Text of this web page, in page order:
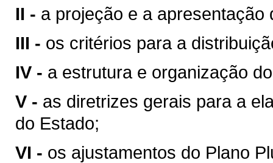
II - a projeção e a
III - os critérios para a
IV - a estrutura e organização
V - as diretrizes gerais para a
do Estado;
VI - os ajustamentos do Plano